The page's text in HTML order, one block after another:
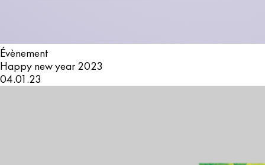
Évènement
Happy new year 2023
04.01.23